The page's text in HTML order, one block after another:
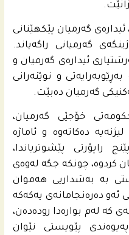
پێنجشه‌مه‌ (30/4/2026)، ئیداره‌ى گه‌رمیان پێكهێنانى
گه‌رمیانى راگه‌یاند.
ئیداره‌ى گه‌رمیان و
و نوێنه‌رانى
گه‌رمیان ده‌بێت.
خۆجێی گه‌رمیان،
ده‌كاته‌وه‌ و ئاماژه‌
راپۆرتی پێشوتریاندا،
كردوه‌، چونكه‌ جگه‌ له‌وه‌ى
به‌ به‌شداریی هه‌موان
ئه‌و ده‌ره‌نجامانه‌ى یه‌كه‌كه‌
كه‌ له‌م بواره‌دا روده‌ده‌ن،
پێویستی نێوان